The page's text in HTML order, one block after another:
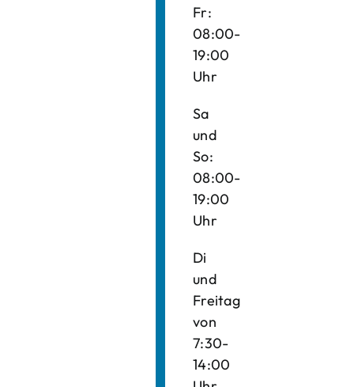
Fr:
08:00-
19:00
Uhr
Sa
und
So:
08:00-
19:00
Uhr
Di
und
Freitag
von
7:30-
14:00